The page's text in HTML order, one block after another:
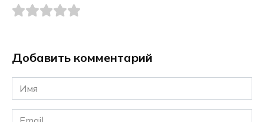
Добавить комментарий
Имя
*
Email